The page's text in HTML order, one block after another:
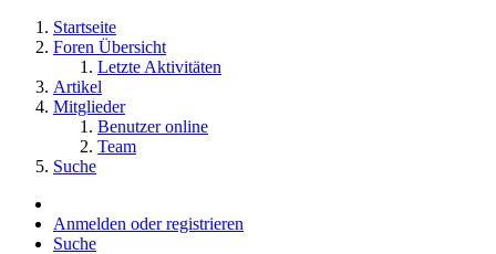
Startseite
Foren Übersicht
Letzte Aktivitäten
Artikel
Mitglieder
Benutzer online
Team
Suche
Anmelden oder registrieren
Suche